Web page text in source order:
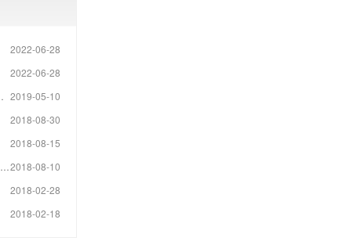
2022-06-28
2022-06-28
2019-05-10
2018-08-30
2018-08-15
2018-08-10
2018-02-28
2018-02-18